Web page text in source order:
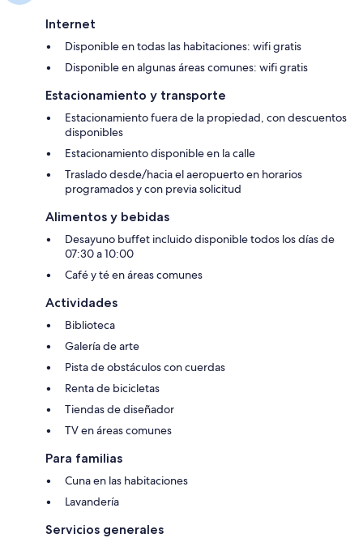
Internet
Disponible en todas las habitaciones: wifi gratis
Disponible en algunas áreas comunes: wifi gratis
Estacionamiento y transporte
Estacionamiento fuera de la propiedad, con descuentos
disponibles
Estacionamiento disponible en la calle
Traslado desde/hacia el aeropuerto en horarios
programados y con previa solicitud
Alimentos y bebidas
Desayuno buffet incluido disponible todos los días de
07:30 a 10:00
Café y té en áreas comunes
Actividades
Biblioteca
Galería de arte
Pista de obstáculos con cuerdas
Renta de bicicletas
Tiendas de diseñador
TV en áreas comunes
Para familias
Cuna en las habitaciones
Lavandería
Servicios generales